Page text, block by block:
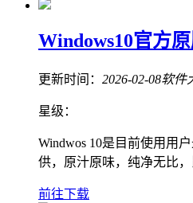
Windows10官方
更新时间： 2026-02-08软件
星级：
Windwos 10是目前使用用
供，原汁原味，纯净无比
前往下载